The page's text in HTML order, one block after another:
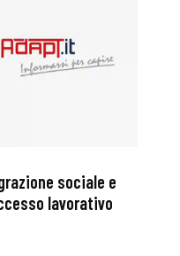
sociale e
lavorativo